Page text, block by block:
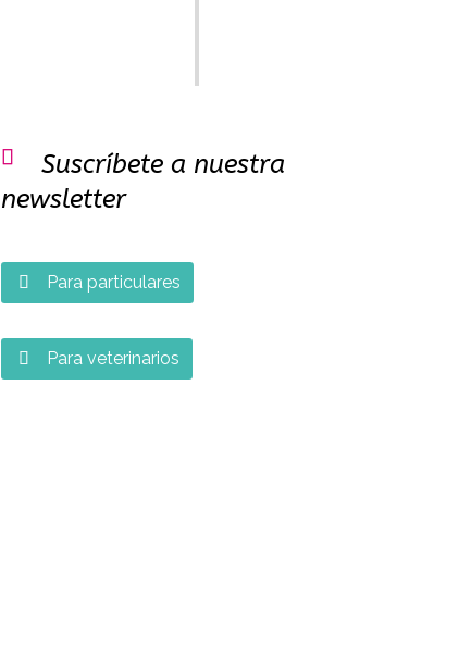

Suscríbete a nuestra
newsletter
 Para particulares
 Para veterinarios